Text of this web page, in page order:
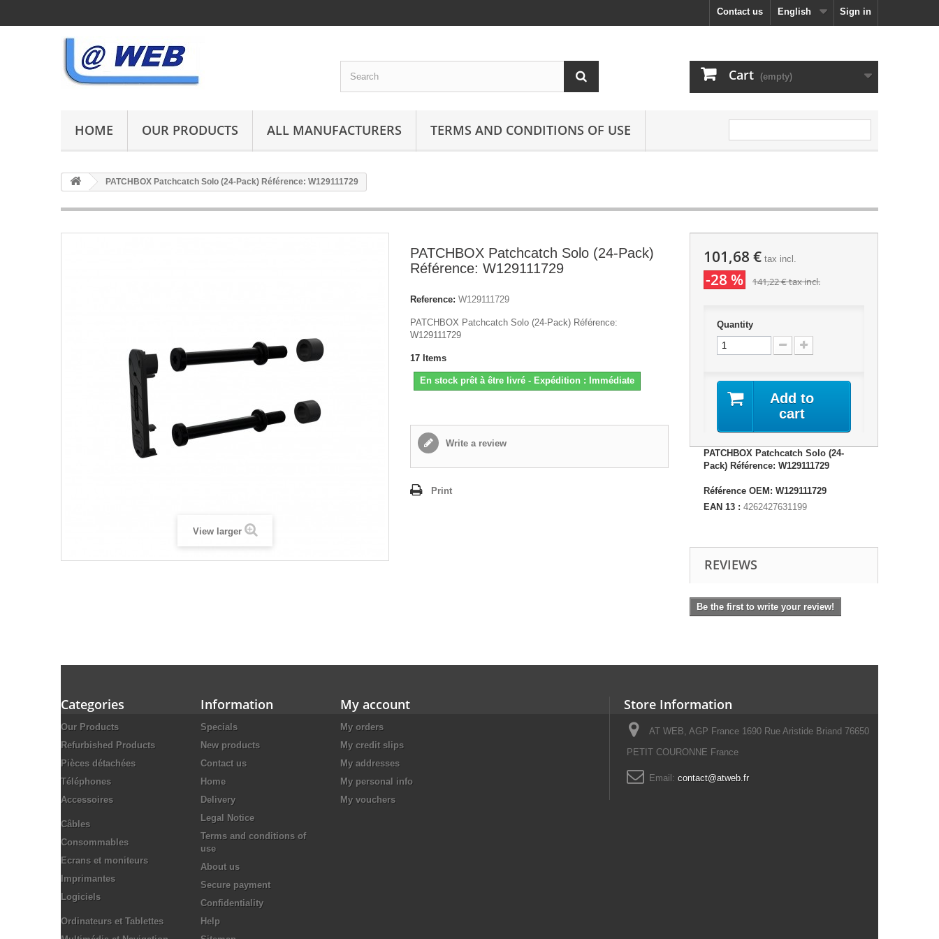
Sign in
English
Contact us
Cart (empty)
HOME OUR PRODUCTS ALL MANUFACTURERS TERMS AND CONDITIONS OF USE
PATCHBOX Patchcatch Solo (24-Pack) Référence: W129111729
View larger
PATCHBOX Patchcatch Solo (24-Pack)
Référence: W129111729
Reference: W129111729
PATCHBOX Patchcatch Solo (24-Pack) Référence:
W129111729
17 Items
En stock prêt à être livré - Expédition : Immédiate
Write a review
Print
101,68 €tax incl.
-28 % 141,22 €tax incl.
Quantity
Add to
cart
PATCHBOX Patchcatch Solo (24-
Pack) Référence: W129111729
Référence OEM: W129111729
EAN 13 : 4262427631199
REVIEWS
Be the first to write your review!
Categories
Our Products
Refurbished Products
Pièces détachées
Téléphones
Accessoires
Câbles
Consommables
Ecrans et moniteurs
Imprimantes
Logiciels
Ordinateurs et Tablettes
Information
Specials
New products
Contact us
Home
Delivery
Legal Notice
Terms and conditions of
use
About us
Secure payment
Confidentiality
Help
My account
My orders
My credit slips
My addresses
My personal info
My vouchers
Store Information
AT WEB, AGP France 1690 Rue Aristide Briand 76650
PETIT COURONNE France
Email: contact@atweb.fr